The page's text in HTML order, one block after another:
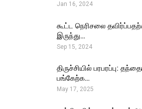
Jan 16, 2024
கூட்ட நெரிசலை
இருந்து…
Sep 15, 2024
திருச்சியில் பரபரப்பு:
பங்கேற்க…
May 17, 2025